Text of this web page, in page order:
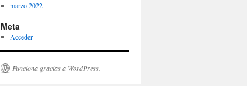
marzo 2022
Meta
Acceder
Funciona gracias a WordPress.